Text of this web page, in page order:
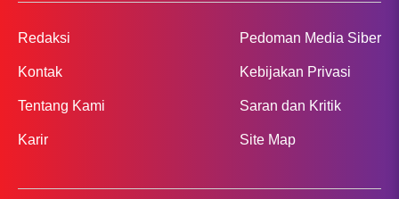
Redaksi
Kontak
Tentang Kami
Karir
Pedoman Media Siber
Kebijakan Privasi
Saran dan Kritik
Site Map